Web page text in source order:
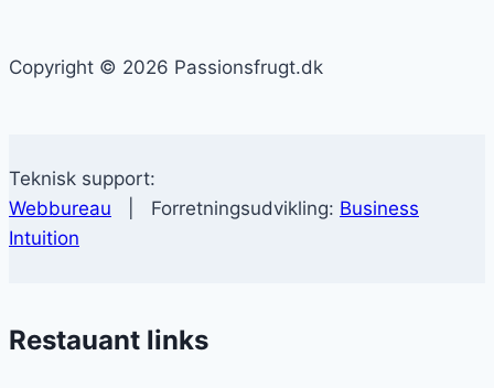
Copyright © 2026 Passionsfrugt.dk
Teknisk support:
Webbureau | Forretningsudvikling: Business
Intuition
Restauant links